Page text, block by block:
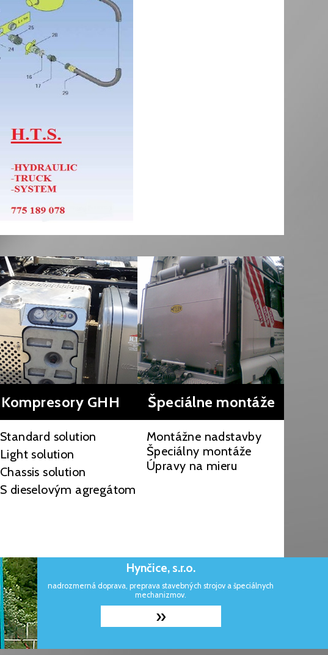
Kompresory GHH
Standard solution
Light solution
Chassis solution
S dieselovým agregátom
Špeciálne montáže
Montážne nadstavby
Špeciálny montáže
Úpravy na mieru
Hynčice, s.r.o.
nadrozmerná doprava, preprava stavebných strojov a špeciálnych
mechanizmov.
»